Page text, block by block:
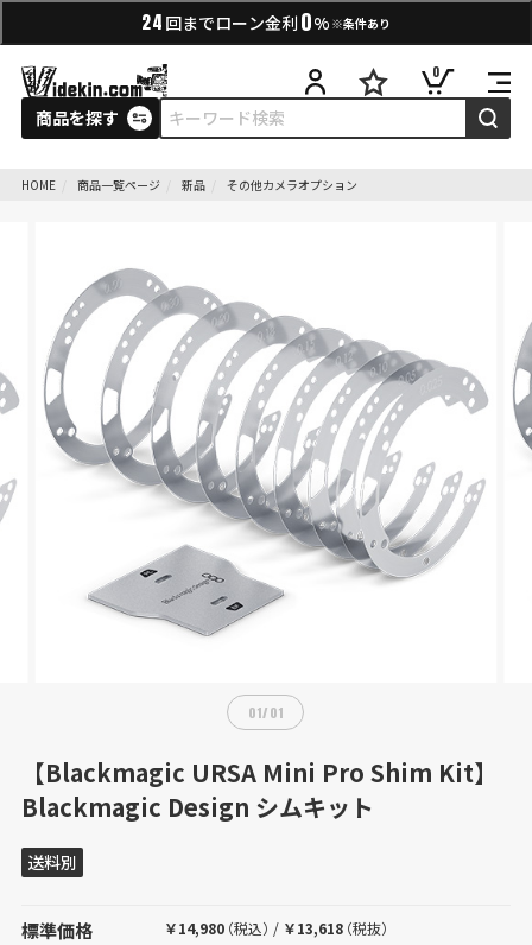
24 回までローン金利 0% ※条件あり
商品を探す
0
HOME 商品一覧ページ 新品 その他カメラオプション
01/01
【Blackmagic URSA Mini Pro Shim Kit】
Blackmagic Design シムキット
送料別
標準価格 ￥14,980 （税込） / ￥13,618 （税抜）